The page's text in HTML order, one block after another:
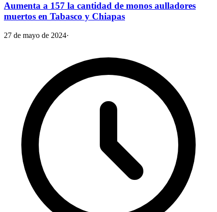
Aumenta a 157 la cantidad de monos aulladores
muertos en Tabasco y Chiapas
27 de mayo de 2024·